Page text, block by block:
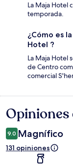
La Maja Hotel
temporada.
¿Cómo es
Hotel ?
La Maja Hotel
de Centro
comercial
Opiniones
Opiniones
9.0 Magnífico
131 opiniones